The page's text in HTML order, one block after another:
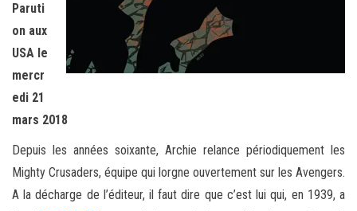
Paruti
on aux
USA le
mercr
edi 21
mars 2018
Depuis les années soixante, Archie relance périodiquement les
Mighty Crusaders, équipe qui lorgne ouvertement sur les Avengers.
A la décharge de l’éditeur, il faut dire que c’est lui qui, en 1939, a